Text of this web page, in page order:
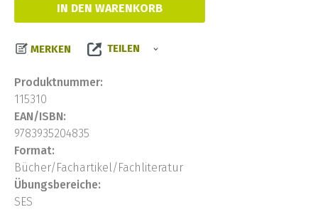
IN DEN WARENKORB
MERKEN TEILEN
Produktnummer:
115310
EAN/ISBN:
9783935204835
Format:
Bücher/Fachartikel/Fachliteratur
Übungsbereiche:
SES